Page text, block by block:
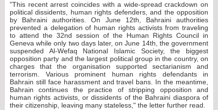
"This recent arrest coincides with a wide-spread crackdown on
political dissidents, human rights defenders, and the opposition
by Bahraini authorities. On June 12th, Bahraini authorities
prevented a delegation of human rights activists from traveling
to attend the 32nd session of the Human Rights Council in
Geneva while only two days later, on June 14th, the government
suspended Al-Wefaq National Islamic Society, the biggest
opposition party and the largest political group in the country, on
charges that the organisation supported sectarianism and
terrorism. Various prominent human rights defendants in
Bahrain still face harassment and travel bans. In the meantime,
Bahrain continues the practice of stripping opposition and
human rights activists, or dissidents of the Bahraini diaspora of
their citizenship, leaving many stateless," the letter further read.